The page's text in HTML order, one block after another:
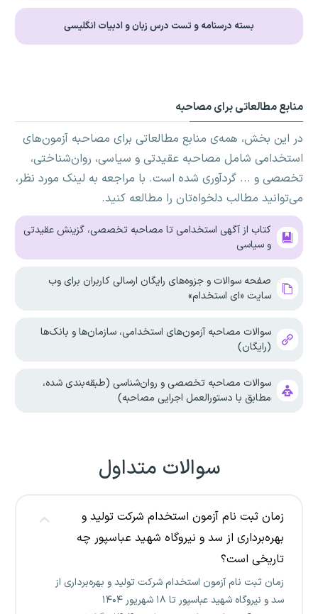
بسته درسنامه و تست درس زبان و ادبیات انگلیسی
منابع مطالعاتی برای مصاحبه
در این بخش، همه‌ی منابع مطالعاتی برای مصاحبه آزمون‌های
استخدامی شامل مصاحبه عقیدتی و سیاسی، روان‌شناختی،
تخصصی و ... گردآوری شده است. با مراجعه به لینک مورد نظر،
می‌توانید مطالب دلخواه‌تان را مطالعه کنید.
کتاب از آگهی استخدامی تا مصاحبه تخصصی، گزینش عقیدتی
و سیاسی
صفحه سوالات و جزوه‌های رایگان ارسالی کاربران برای وب
سایت «ای استخدام»
سوالات مصاحبه آزمون‌های استخدامی، سازمان‌ها و بانک‌ها
(رایگان)
سوالات مصاحبه تخصصی و روان‌شناسی (طبقه‌بندی شده،
مطابق با دستورالعمل اجرایی مصاحبه)
سوالات متداول
زمان ثبت نام آزمون استخدام شرکت تولید و
بهره‌برداری از سد و نیروگاه شهید عباسپور چه
تاریخی است؟
زمان ثبت نام آزمون استخدام شرکت تولید و بهره‌برداری از
سد و نیروگاه شهید عباسپور تا ۱۸ شهریور ۱۴۰۴